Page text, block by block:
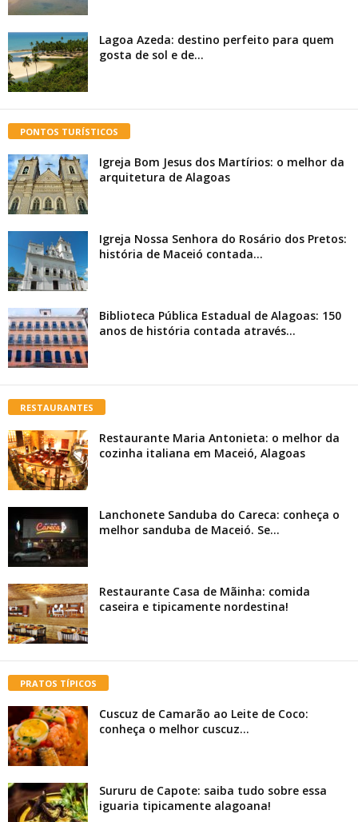
Lagoa Azeda: destino perfeito para quem
gosta de sol e de...
PONTOS TURÍSTICOS
Igreja Bom Jesus dos Martírios: o melhor da
arquitetura de Alagoas
Igreja Nossa Senhora do Rosário dos Pretos:
história de Maceió contada...
Biblioteca Pública Estadual de Alagoas: 150
anos de história contada através...
RESTAURANTES
Restaurante Maria Antonieta: o melhor da
cozinha italiana em Maceió, Alagoas
Lanchonete Sanduba do Careca: conheça o
melhor sanduba de Maceió. Se...
Restaurante Casa de Mãinha: comida
caseira e tipicamente nordestina!
PRATOS TÍPICOS
Cuscuz de Camarão ao Leite de Coco:
conheça o melhor cuscuz...
Sururu de Capote: saiba tudo sobre essa
iguaria tipicamente alagoana!